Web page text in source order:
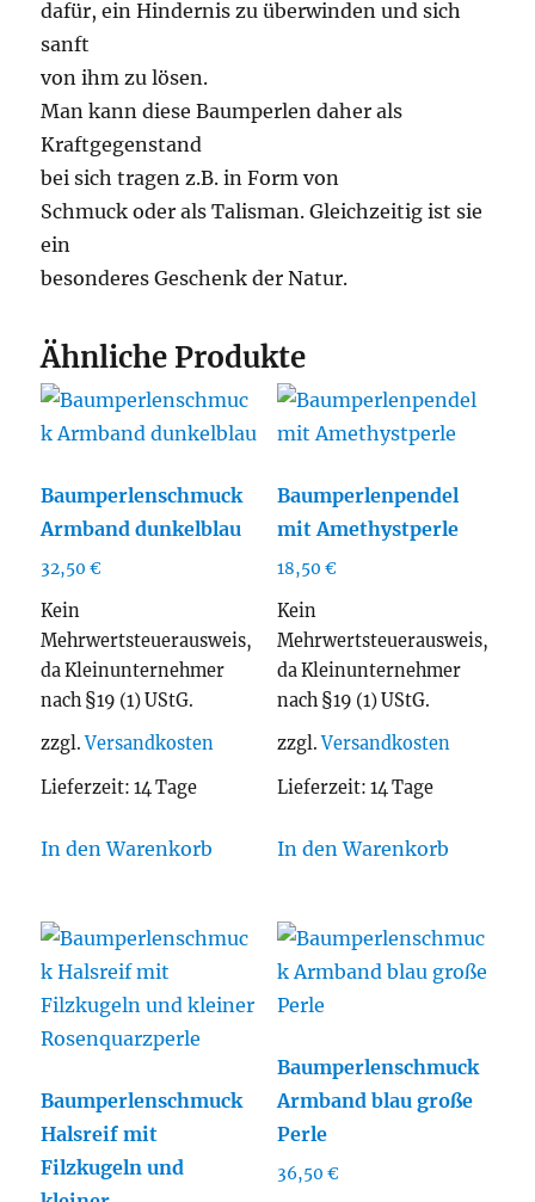
dafür, ein Hindernis zu überwinden und sich
sanft
von ihm zu lösen.
Man kann diese Baumperlen daher als
Kraftgegenstand
bei sich tragen z.B. in Form von
Schmuck oder als Talisman. Gleichzeitig ist sie
ein
besonderes Geschenk der Natur.
Ähnliche Produkte
Baumperlenschmuck
Armband dunkelblau
32,50€
Kein
Mehrwertsteuerausweis,
da Kleinunternehmer
nach §19 (1) UStG.
zzgl.Versandkosten
Lieferzeit:14 Tage
In den Warenkorb
Baumperlenpendel
mit Amethystperle
18,50 €
Kein
Mehrwertsteuerausweis,
da Kleinunternehmer
nach §19 (1) UStG.
zzgl. Versandkosten
Lieferzeit: 14 Tage
In den Warenkorb
Baumperlenschmuck
Halsreif mit
Filzkugeln und
Baumperlenschmuck
Armband blau große
Perle
36,50 €